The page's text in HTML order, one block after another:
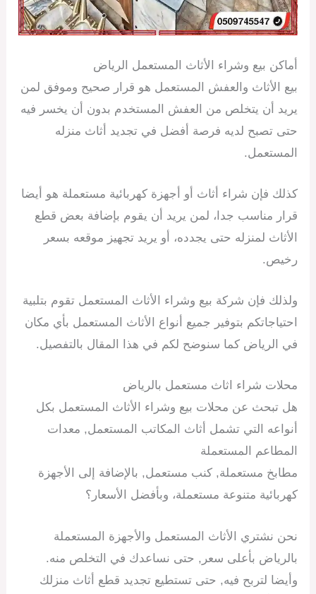
أماكن بيع وشراء الأثاث المستعمل الرياض
بيع الأثاث والعفش المستعمل هو قرار صحيح وموفق لمن
يريد أن يتخلص من العفش المستخدم بدون أن يخسر فيه
حتى تصبح لديه فرصة أفضل في تجديد أثاث منزله
المستعمل.
كذلك فإن شراء أثاث أو أجهزة كهربائية مستعملة هو أيضا
قرار مناسب جدا، لمن يريد أن يقوم بإضافة بعض قطع
الأثاث لمنزله حتى يجدده، أو يريد تجهيز موقعه بسعر
رخيص.
ولذلك فإن شركة بيع وشراء الأثاث المستعمل تقوم بتلبية
احتياجاتكم بتوفير جميع أنواع الأثاث المستعمل بأي مكان
في الرياض كما سنوضح لكم في هذا المقال بالتفصيل.
محلات شراء اثاث مستعمل بالرياض
هل تبحث عن محلات بيع وشراء الأثاث المستعمل بكل
أنواعه التي تشمل أثاث المكاتب المستعمل, معدات
المطاعم المستعملة
مطابخ مستعملة, كنب مستعمل, بالإضافة إلى الأجهزة
كهربائية متنوعة مستعملة، وبأفضل الأسعار؟
نحن نشتري الأثاث المستعمل والأجهزة المستعملة
بالرياض بأعلى سعر, حتى نساعدك في التخلص منه.
وأيضا لتربح فيه, حتى تستطيع تجديد قطع أثاث منزلك